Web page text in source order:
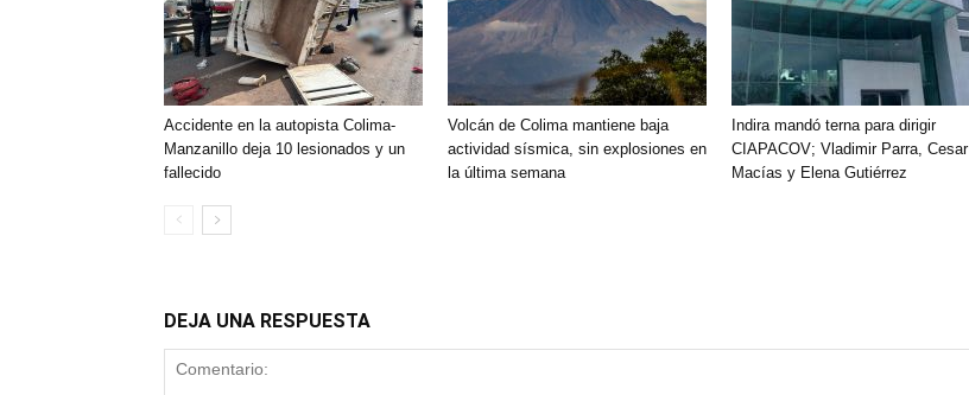
Accidente en la autopista Colima-
Manzanillo deja 10 lesionados y un
fallecido
Volcán de Colima mantiene baja
actividad sísmica, sin explosiones en
la última semana
Indira mandó terna para dirigir
CIAPACOV; Vladimir Parra, Cesar
Macías y Elena Gutiérrez
DEJA UNA RESPUESTA